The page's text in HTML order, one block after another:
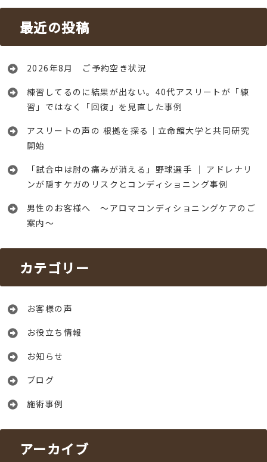
最近の投稿
2026年8月 ご予約空き状況
練習してるのに結果が出ない。40代アスリートが「練
習」ではなく「回復」を見直した事例
アスリートの声の 根拠を探る｜立命館大学と共同研究
開始
「試合中は肘の痛みが消える」野球選手 │ アドレナリ
ンが隠すケガのリスクとコンディショニング事例
男性のお客様へ ～アロマコンディショニングケアのご
案内～
カテゴリー
お客様の声
お役立ち情報
お知らせ
ブログ
施術事例
アーカイブ